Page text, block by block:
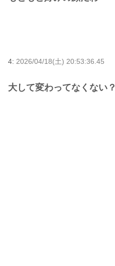
4: 2026/04/18(土) 20:53:36.45
大して変わってなくない？